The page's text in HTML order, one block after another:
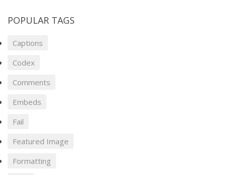
POPULAR TAGS
Captions
Codex
Comments
Embeds
Fail
Featured Image
Formatting